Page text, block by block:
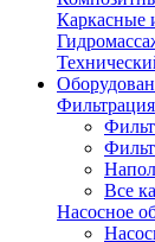
Каркасные
Фильтрация
Все
Насосное